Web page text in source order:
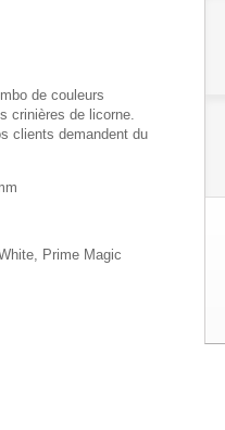
de couleurs
crinières de licorne.
clients demandent du
Prime Magic